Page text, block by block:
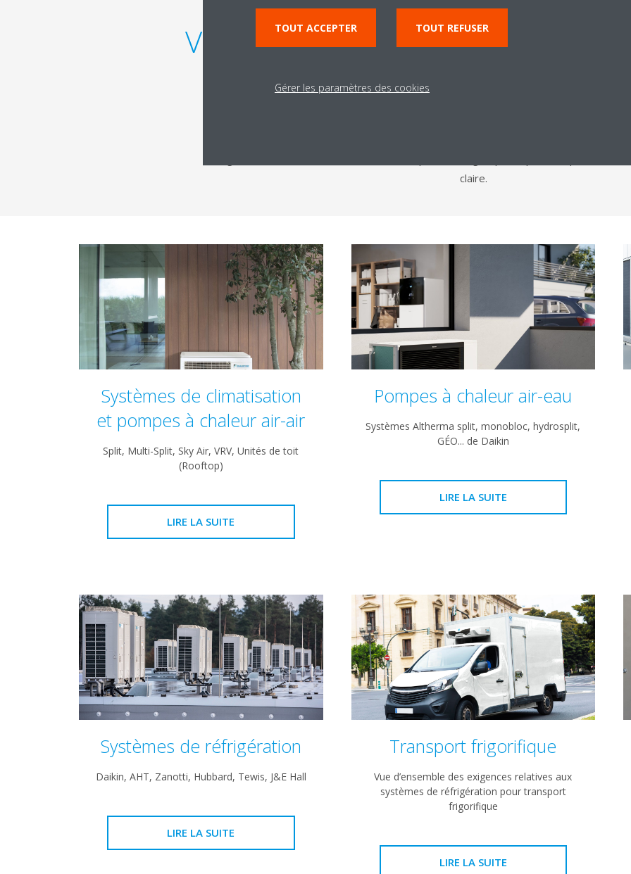
Vue d'ensemble des produits et
respectifs
claire.
Systèmes de climatisation
et pompes à chaleur air-air
Split, Multi-Split, Sky Air, VRV, Unités de toit
(Rooftop​)
LIRE LA SUITE
Pompes à chaleur air-eau
Systèmes Altherma split, monobloc, hydrosplit,
GÉO... de Daikin
LIRE LA SUITE
Systèmes de réfrigération
Daikin, AHT, Zanotti, Hubbard, Tewis, J&E Hall
LIRE LA SUITE
Transport frigorifique
Vue d’ensemble des exigences relatives aux
systèmes de réfrigération pour transport
frigorifique
LIRE LA SUITE
TOUT ACCEPTER TOUT REFUSER
Gérer les paramètres des cookies